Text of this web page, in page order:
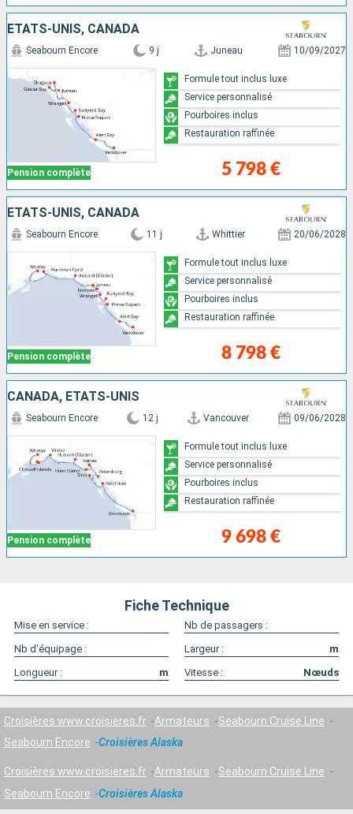
ÉTATS-UNIS, CANADA
Pension complète
Seabourn Encore 9 j Juneau 10/09/2027
5 798 €
Formule tout inclus luxe
Service personnalisé
Pourboires inclus
Restauration raffinée
ÉTATS-UNIS, CANADA
Pension complète
Seabourn Encore 11 j Whittier 20/06/2028
8 798 €
Formule tout inclus luxe
Service personnalisé
Pourboires inclus
Restauration raffinée
CANADA, ÉTATS-UNIS
Pension complète
Seabourn Encore 12 j Vancouver 09/06/2028
9 698 €
Formule tout inclus luxe
Service personnalisé
Pourboires inclus
Restauration raffinée
Fiche Technique
Mise en service :
Nb de passagers :
Nb d'équipage :
Largeur :
m
Longueur :
m Vitesse : Nœuds
Croisières www.croisieres.fr Armateurs
Seabourn Cruise Line
Seabourn Encore
Croisières Alaska
Croisières www.croisieres.fr Armateurs
Seabourn Cruise Line
Seabourn Encore
Croisières Alaska